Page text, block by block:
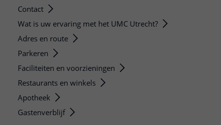
Contact
Wat is uw ervaring met het UMC Utrecht?
Adres en route
Parkeren
Faciliteiten en voorzieningen
Restaurants en winkels
Apotheek
Gastenverblijf